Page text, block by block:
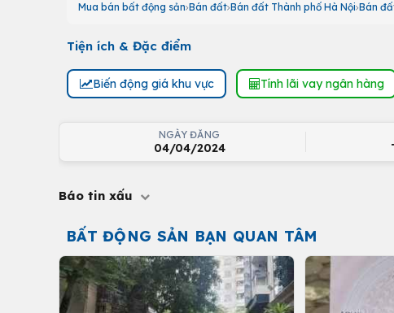
Mua bán bất động sản Bán đất Bán đất Thành phố Hà Nội Bán
Tiện ích & Đặc điểm
Biến động giá khu vực Tính lãi vay ngân hàng
NGÀY ĐĂNG
04/04/2024
Báo tin xấu
BẤT ĐỘNG SẢN BẠN QUAN TÂM